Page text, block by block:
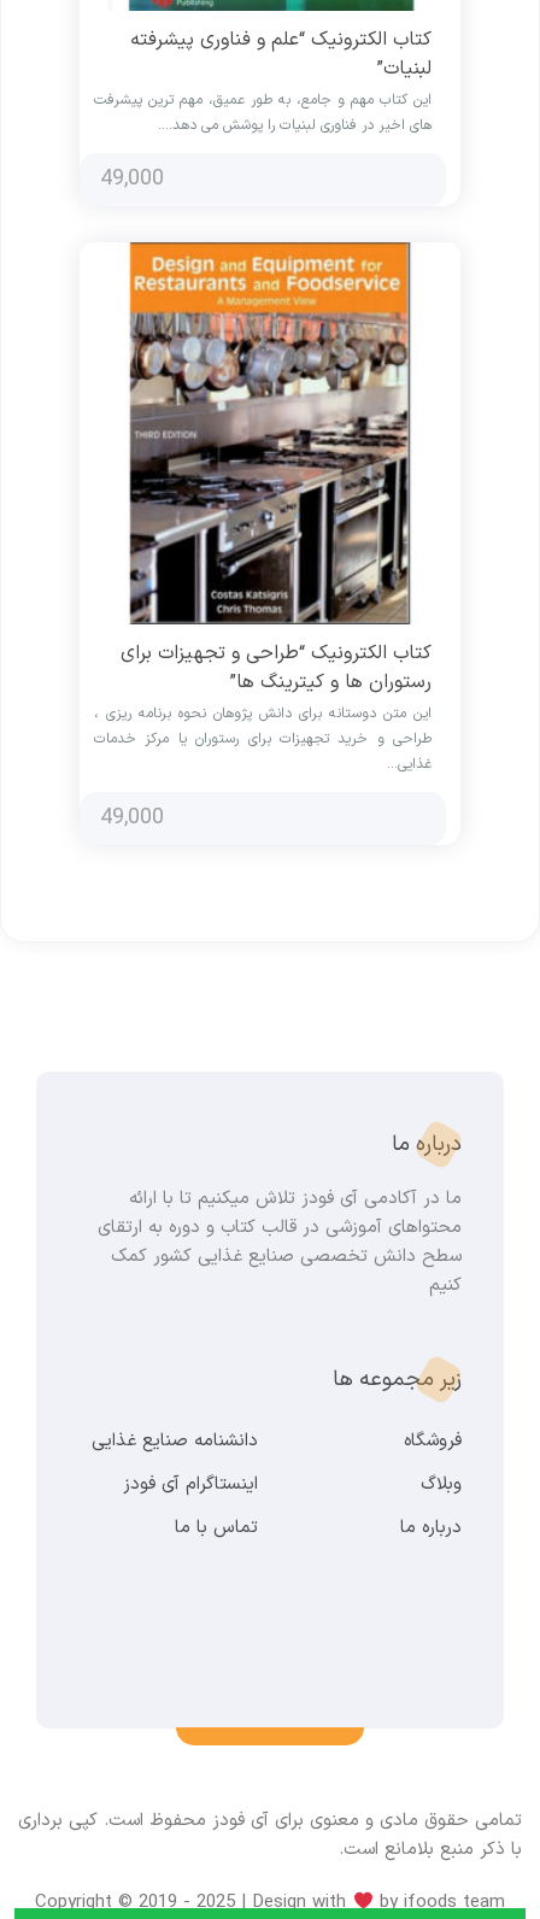
کتاب الکترونیک “علم و فناوری پیشرفته
لبنیات”
این کتاب مهم و جامع، به طور عمیق، مهم ترین پیشرفت
های اخیر در فناوری لبنیات را پوشش می دهد.…
49,000
کتاب الکترونیک “طراحی و تجهیزات برای
رستوران ها و کیترینگ ها”
این متن دوستانه برای دانش پژوهان نحوه برنامه ریزی ،
طراحی و خرید تجهیزات برای رستوران یا مرکز خدمات
غذایی…
49,000
درباره ما
ما در آکادمی آی فودز تلاش میکنیم تا با ارائه
محتواهای آموزشی در قالب کتاب و دوره به ارتقای
سطح دانش تخصصی صنایع غذایی کشور کمک
کنیم
زیر مجموعه ها
فروشگاه
دانشنامه صنایع غذایی
وبلاگ
اینستاگرام آی فودز
درباره ما
تماس با ما
تمامی حقوق مادی و معنوی برای آی فودز محفوظ است. کپی برداری
با ذکر منبع بلامانع است.
Copyright © 2019 - 2025 | Design with
by ifoods team